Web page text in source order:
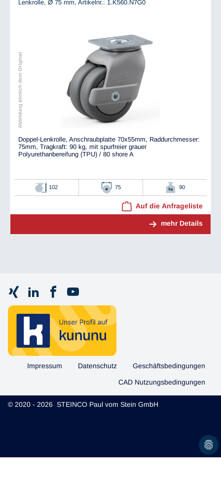
Lenkrolle, Ø 75 mm, Artikelnr.: 1.K560.N7G0
Abbildung ähnlich dem Original
Doppel-Lenkrolle, Anschraubplatte 70x55mm, Raddurchmesser:
75mm, Tragkraft: 90 kg, mit spurfreier grauer
Polyurethanbereifung (TPU) / 80 shore A
102 75 90
Auf die Anfrageliste
mehr Details
Impressum Datenschutz Geschäftsbedingungen
CAD Nutzungsbedingungen
© 2020 - 2026 STEINCO Paul vom Stein GmbH